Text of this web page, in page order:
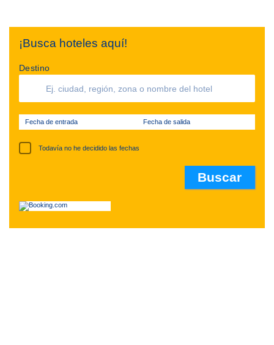
¡Busca hoteles aquí!
Destino
Fecha de entrada Fecha de salida
Todavía no he decidido las fechas